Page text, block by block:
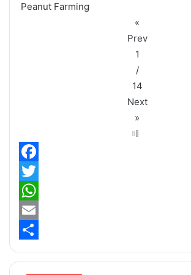
Peanut Farming
«
Prev
1
/
14
Next
»
Facebook
Twitter
WhatsApp
Email
Share